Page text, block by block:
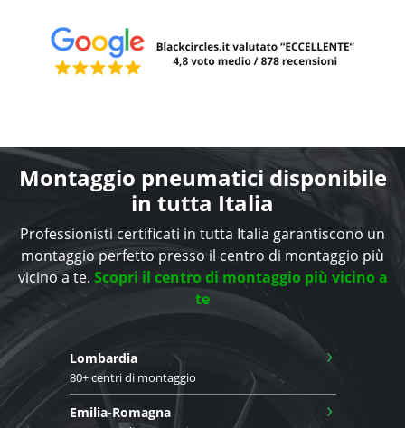
Montaggio pneumatici disponibile
in tutta Italia
Professionisti certificati in tutta Italia garantiscono un
montaggio perfetto presso il centro di montaggio più
vicino a te. Scopri il centro di montaggio più vicino a
te
Lombardia
80+ centri di montaggio
›
Emilia-Romagna ›